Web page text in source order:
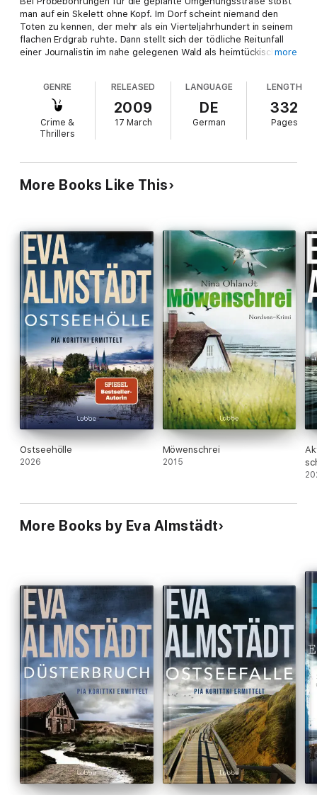
man auf ein Skelett ohne Kopf. Im Dorf scheint niemand den
Toten zu kennen, der mehr als ein Vierteljahrhundert in seinem
flachen Erdgrab ruhte. Dann stellt sich der tödliche Reitunfall
einer Journalistin im nahe gelegenen Wald als heimtückisch
Ein neuer Fall für Kommissarin Pia Korittki - Der vierte Band der
erfolgreichen Krimi-Reihe von Bestsellerautorin Eva Almstädt!
more
GENRE
Crime &
Thrillers
RELEASED
2009
17 March
LANGUAGE
DE
German
LENGTH
332
Pages
More Books Like This
Ostseehölle
2026
Möwenschrei
2015
More Books by Eva Almstädt